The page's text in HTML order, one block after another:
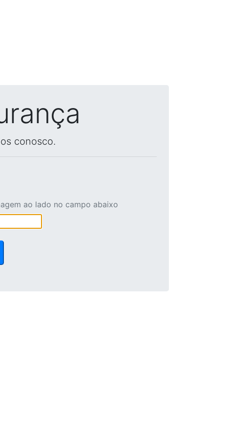
conosco.
ao lado no campo abaixo